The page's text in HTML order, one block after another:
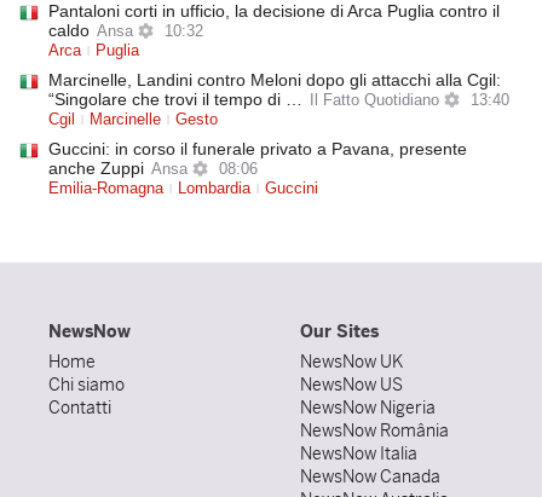
Pantaloni corti in ufficio, la decisione di Arca Puglia contro il
caldo Ansa
10:32
Arca
Puglia
Marcinelle, Landini contro Meloni dopo gli attacchi alla Cgil:
“Singolare che trovi il tempo di …
Il Fatto Quotidiano
13:40
Cgil
Marcinelle Gesto
Guccini: in corso il funerale privato a Pavana, presente
anche Zuppi Ansa
08:06
Emilia-Romagna
Lombardia Guccini
NewsNow
Home
Chi siamo
Contatti
Our Sites
NewsNow UK
NewsNow US
NewsNow Nigeria
NewsNow România
NewsNow Italia
NewsNow Canada